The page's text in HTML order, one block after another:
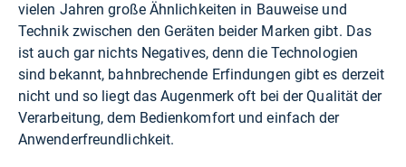
vielen Jahren große Ähnlichkeiten in Bauweise und
Technik zwischen den Geräten beider Marken gibt. Das
ist auch gar nichts Negatives, denn die Technologien
sind bekannt, bahnbrechende Erfindungen gibt es derzeit
nicht und so liegt das Augenmerk oft bei der Qualität der
Verarbeitung, dem Bedienkomfort und einfach der
Anwenderfreundlichkeit.